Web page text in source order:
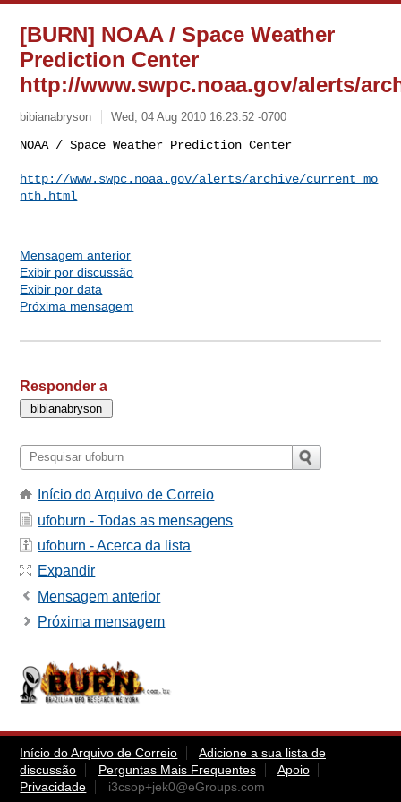
[BURN] NOAA / Space Weather
Prediction Center
http://www.swpc.noaa.gov/alerts/
bibianabryson Wed, 04 Aug 2010 16:23:52 -0700
NOAA / Space Weather Prediction Center
http://www.swpc.noaa.gov/alerts/archive/current_mo
nth.html
Mensagem anterior
Exibir por discussão
Exibir por data
Próxima mensagem
Responder a
Início do Arquivo de Correio
ufoburn - Todas as mensagens
ufoburn - Acerca da lista
Expandir
Mensagem anterior
Próxima mensagem
Início do Arquivo de Correio
Adicione a sua lista de
discussão
Perguntas Mais Frequentes
Apoio
Privacidade
i3csop+jek0@eGroups.com